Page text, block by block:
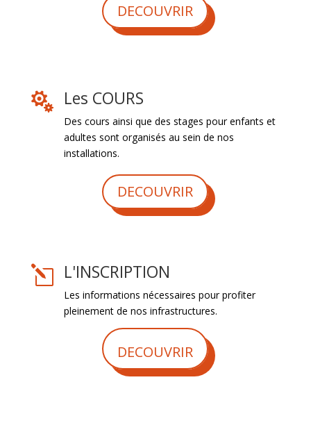
DECOUVRIR
 Les COURS
Des cours ainsi que des stages pour enfants et
adultes sont organisés au sein de nos
installations.
DECOUVRIR
l L'INSCRIPTION
Les informations nécessaires pour profiter
pleinement de nos infrastructures.
DECOUVRIR